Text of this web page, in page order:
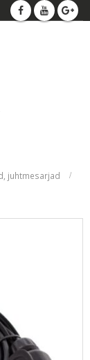
juhtmesarjad